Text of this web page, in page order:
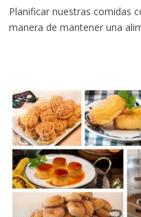
Planificar nuestras comidas
manera de mantener una